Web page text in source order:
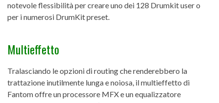
notevole flessibilità per creare uno dei 128 Drumkit user o
per i numerosi DrumKit preset.
Multieffetto
Tralasciando le opzioni di routing che renderebbero la
trattazione inutilmente lunga e noiosa, il multieffetto di
Fantom offre un processore MFX e un equalizzatore